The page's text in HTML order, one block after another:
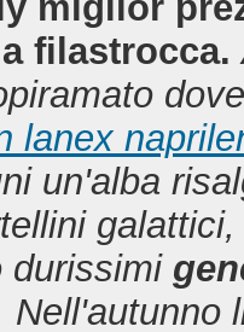
filastrocca.
lanex
un'alba
durissimi